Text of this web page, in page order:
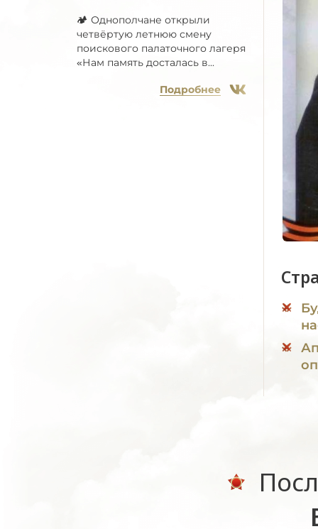
🏕 Однополчане открыли
четвёртую летнюю смену
поискового палаточного лагеря
«Нам память досталась в...
Подробнее